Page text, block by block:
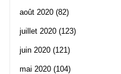
août 2020 (82)
juillet 2020 (123)
juin 2020 (121)
mai 2020 (104)